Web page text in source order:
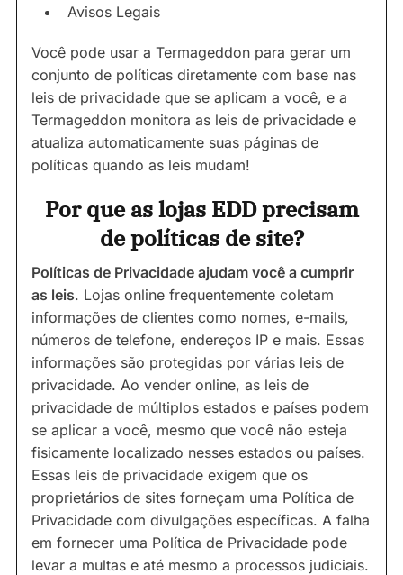
Avisos Legais
Você pode usar a Termageddon para gerar um
conjunto de políticas diretamente com base nas
leis de privacidade que se aplicam a você, e a
Termageddon monitora as leis de privacidade e
atualiza automaticamente suas páginas de
políticas quando as leis mudam!
Por que as lojas EDD precisam
de políticas de site?
Políticas de Privacidade ajudam você a cumprir
as leis. Lojas online frequentemente coletam
informações de clientes como nomes, e-mails,
números de telefone, endereços IP e mais. Essas
informações são protegidas por várias leis de
privacidade. Ao vender online, as leis de
privacidade de múltiplos estados e países podem
se aplicar a você, mesmo que você não esteja
fisicamente localizado nesses estados ou países.
Essas leis de privacidade exigem que os
proprietários de sites forneçam uma Política de
Privacidade com divulgações específicas. A falha
em fornecer uma Política de Privacidade pode
levar a multas e até mesmo a processos judiciais.